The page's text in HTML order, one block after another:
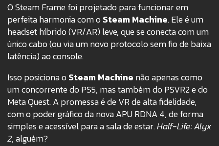
O Steam Frame foi projetado para funcionar em
perfeita harmonia com oSteam Machine. Ele é um
headset híbrido (VR/AR) leve, que se conecta com um
único cabo (ou via um novo protocolo sem fio de baixa
latência) ao console.
Isso posiciona oSteam Machine não apenas como
um concorrente do PS5, mas também do PSVR2 e do
Meta Quest. A promessa é de VR de alta fidelidade,
com o poder gráfico da nova APU RDNA 4, de forma
simples e acessível para a sala de estar.Half-Life: Alyx
2, alguém?